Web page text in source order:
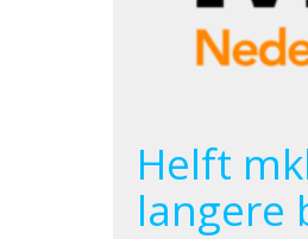
Helft
langere